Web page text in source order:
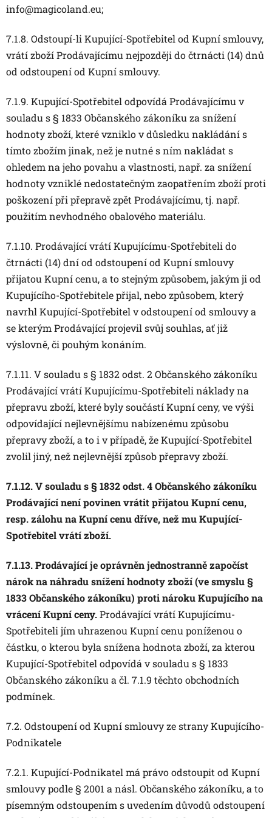
info@magicoland.eu;
7.1.8. Odstoupí-li Kupující-Spotřebitel od Kupní smlouvy,
vrátí zboží Prodávajícímu nejpozději do čtrnácti (14) dnů
od odstoupení od Kupní smlouvy.
7.1.9. Kupující-Spotřebitel odpovídá Prodávajícímu v
souladu s § 1833 Občanského zákoníku za snížení
hodnoty zboží, které vzniklo v důsledku nakládání s
tímto zbožím jinak, než je nutné s ním nakládat s
ohledem na jeho povahu a vlastnosti, např. za snížení
hodnoty vzniklé nedostatečným zaopatřením zboží proti
poškození při přepravě zpět Prodávajícímu, tj. např.
použitím nevhodného obalového materiálu.
7.1.10. Prodávající vrátí Kupujícímu-Spotřebiteli do
čtrnácti (14) dní od odstoupení od Kupní smlouvy
přijatou Kupní cenu, a to stejným způsobem, jakým ji od
Kupujícího-Spotřebitele přijal, nebo způsobem, který
navrhl Kupující-Spotřebitel v odstoupení od smlouvy a
se kterým Prodávající projevil svůj souhlas, ať již
výslovně, či pouhým konáním.
7.1.11. V souladu s § 1832 odst. 2 Občanského zákoníku
Prodávající vrátí Kupujícímu-Spotřebiteli náklady na
přepravu zboží, které byly součástí Kupní ceny, ve výši
odpovídající nejlevnějšímu nabízenému způsobu
přepravy zboží, a to i v případě, že Kupující-Spotřebitel
zvolil jiný, než nejlevnější způsob přepravy zboží.
7.1.12. V souladu s § 1832 odst. 4 Občanského zákoníku
Prodávající není povinen vrátit přijatou Kupní cenu,
resp. zálohu na Kupní cenu dříve, než mu Kupující-
Spotřebitel vrátí zboží.
7.1.13. Prodávající je oprávněn jednostranně započíst
nárok na náhradu snížení hodnoty zboží (ve smyslu §
1833 Občanského zákoníku) proti nároku Kupujícího na
vrácení Kupní ceny.Prodávající vrátí Kupujícímu-
Spotřebiteli jím uhrazenou Kupní cenu poníženou o
částku, o kterou byla snížena hodnota zboží, za kterou
Kupující-Spotřebitel odpovídá v souladu s § 1833
Občanského zákoníku a čl. 7.1.9 těchto obchodních
podmínek.
7.2. Odstoupení od Kupní smlouvy ze strany Kupujícího-
Podnikatele
7.2.1. Kupující-Podnikatel má právo odstoupit od Kupní
smlouvy podle § 2001 a násl. Občanského zákoníku, a to
písemným odstoupením s uvedením důvodů odstoupení